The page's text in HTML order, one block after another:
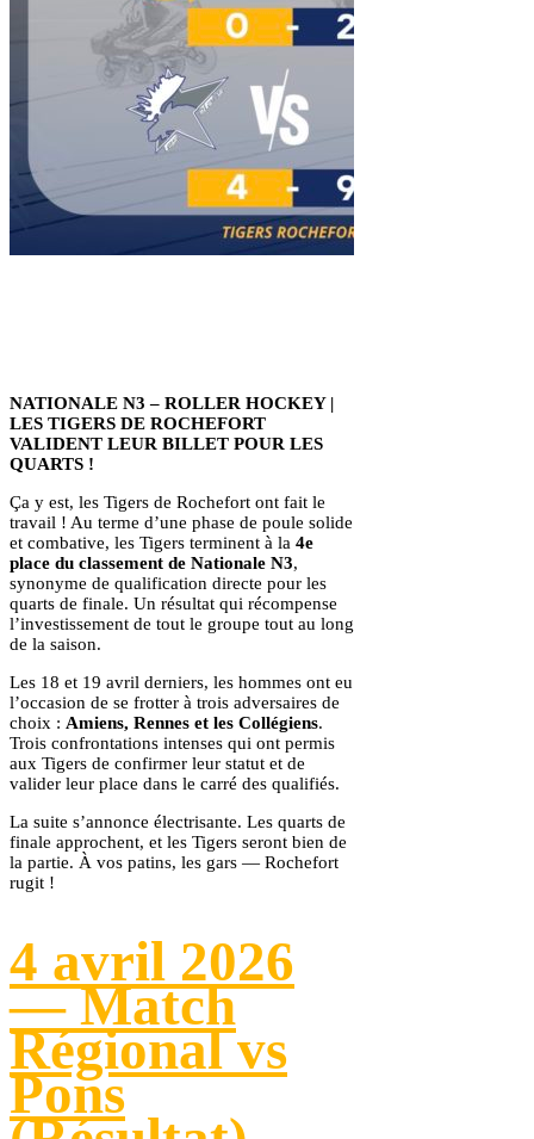
NATIONALE N3 – ROLLER HOCKEY |
LES TIGERS DE ROCHEFORT
VALIDENT LEUR BILLET POUR LES
QUARTS !
Ça y est, les Tigers de Rochefort ont fait le
travail ! Au terme d’une phase de poule solide
et combative, les Tigers terminent à la 4e
place du classement de Nationale N3,
synonyme de qualification directe pour les
quarts de finale. Un résultat qui récompense
l’investissement de tout le groupe tout au long
de la saison.
Les 18 et 19 avril derniers, les hommes ont eu
l’occasion de se frotter à trois adversaires de
choix : Amiens, Rennes et les Collégiens.
Trois confrontations intenses qui ont permis
aux Tigers de confirmer leur statut et de
valider leur place dans le carré des qualifiés.
La suite s’annonce électrisante. Les quarts de
finale approchent, et les Tigers seront bien de
la partie. À vos patins, les gars — Rochefort
rugit !
4 avril 2026
— Match
Régional vs
Pons